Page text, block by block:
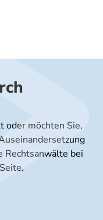
oder möchten Sie,
Rechtsanwälte bei